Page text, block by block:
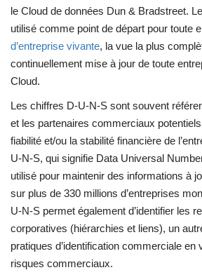
le Cloud de données Dun & Bradstreet.
utilisé comme point de départ pour toute
d’entreprise vivante, la vue la plus
continuellement mise à jour de toute
Cloud.
Les chiffres D-U-N-S sont souvent
et les partenaires commerciaux
fiabilité et/ou la stabilité financière de
U-N-S, qui signifie Data Universal
utilisé pour maintenir des informations à
sur plus de 330 millions d’entreprises
U-N-S permet également d’identifier les
corporatives (hiérarchies et liens), un
pratiques d’identification commerciale en
risques commerciaux.